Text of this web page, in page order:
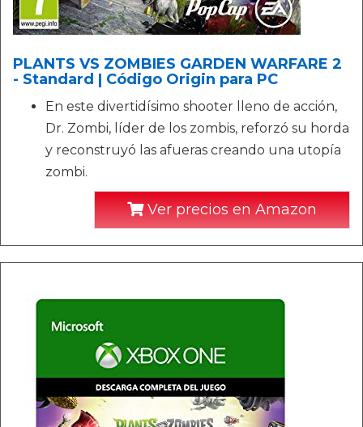
PLANTS VS ZOMBIES GARDEN WARFARE 2
- Standard | Código Origin para PC
En este divertidísimo shooter lleno de acción,
Dr. Zombi, líder de los zombis, reforzó su horda
y reconstruyó las afueras creando una utopía
zombi.
Ver precios en Amazon